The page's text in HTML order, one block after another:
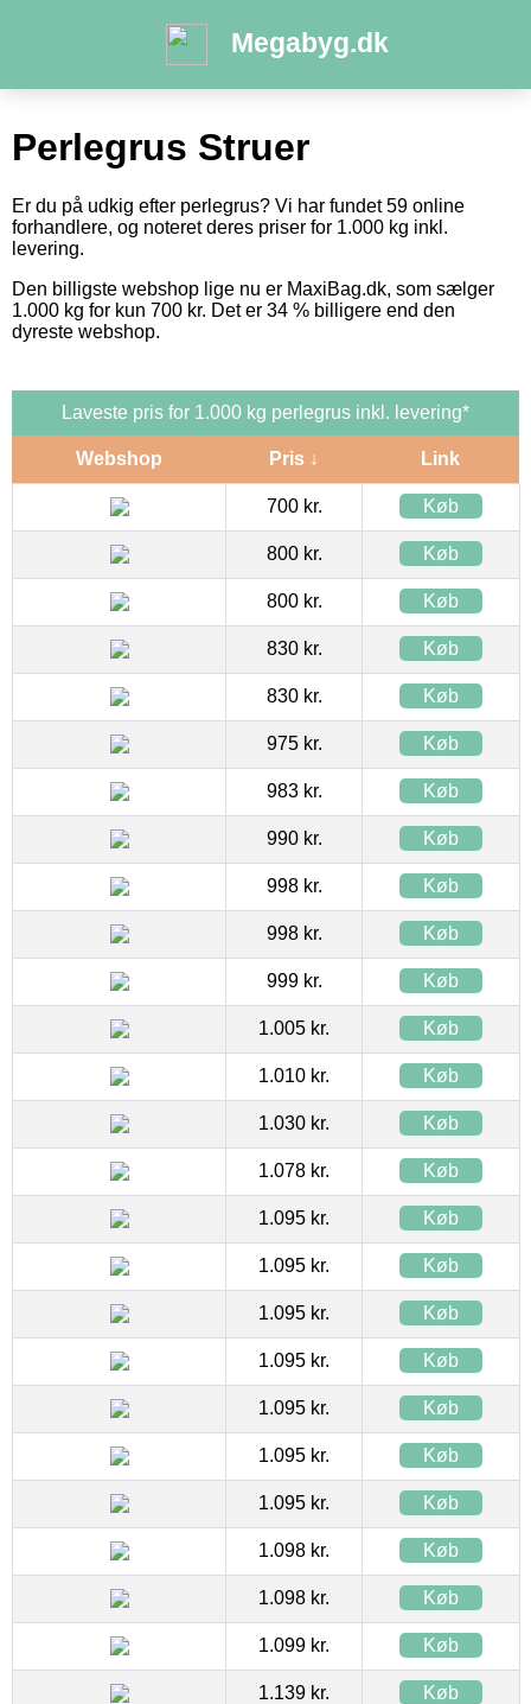
Megabyg.dk
Perlegrus Struer
Er du på udkig efter perlegrus? Vi har fundet 59 online
forhandlere, og noteret deres priser for 1.000 kg inkl.
levering.
Den billigste webshop lige nu er MaxiBag.dk, som sælger
1.000 kg for kun 700 kr. Det er 34 % billigere end den
dyreste webshop.
Laveste pris for 1.000 kg perlegrus inkl. levering*
Webshop Pris ↓ Link
700 kr. Køb
800 kr. Køb
800 kr. Køb
830 kr. Køb
830 kr. Køb
975 kr. Køb
983 kr. Køb
990 kr. Køb
998 kr. Køb
998 kr. Køb
999 kr. Køb
1.005 kr. Køb
1.010 kr. Køb
1.030 kr. Køb
1.078 kr. Køb
1.095 kr. Køb
1.095 kr. Køb
1.095 kr. Køb
1.095 kr. Køb
1.095 kr. Køb
1.095 kr. Køb
1.095 kr. Køb
1.098 kr. Køb
1.098 kr. Køb
1.099 kr. Køb
1.139 kr. Køb